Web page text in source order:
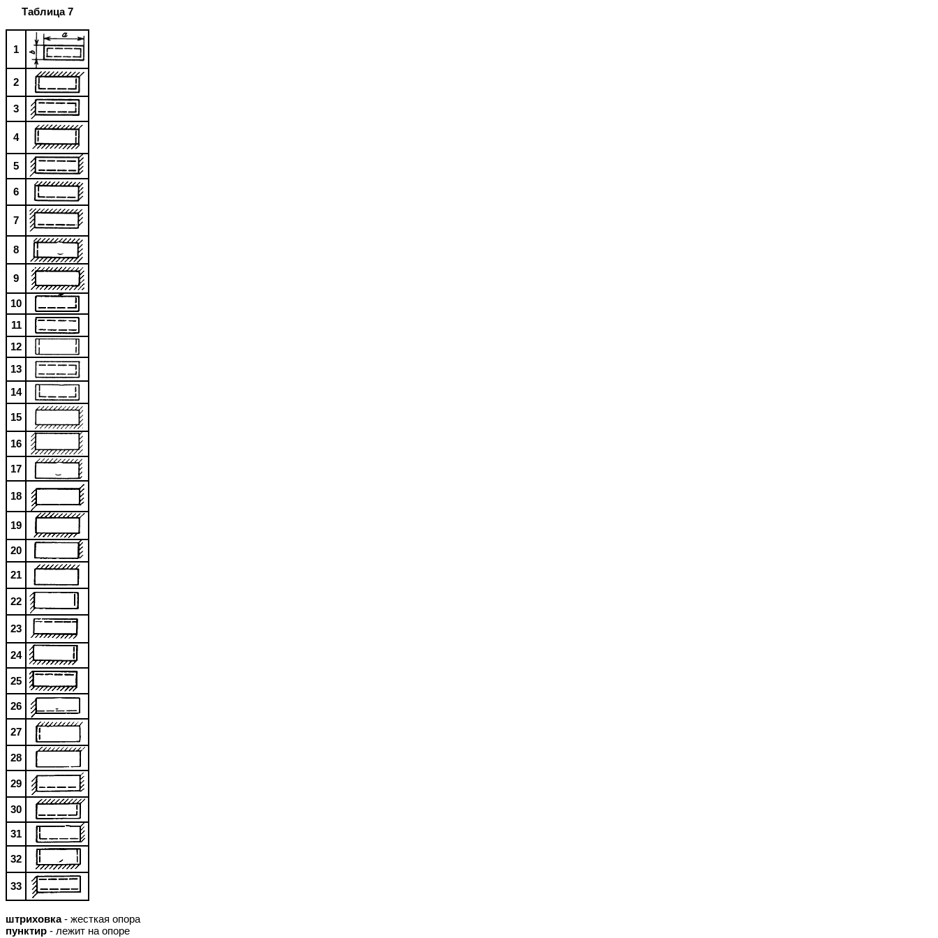
Таблица 7
1
2
3
4
5
6
7
8
9
10
11
12
13
14
15
16
17
18
19
20
21
22
23
24
25
26
27
28
29
30
31
32
33
штриховка- жесткая опора
пунктир - лежит на опоре